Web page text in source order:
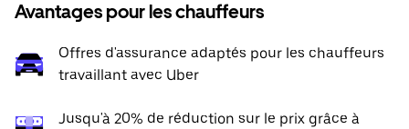
Avantages pour les chauffeurs
Offres d'assurance adaptés pour les chauffeurs
travaillant avec Uber
Jusqu'à 20% de réduction sur le prix grâce à